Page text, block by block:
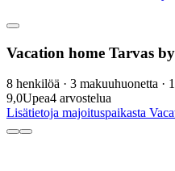
Vacation home Tarvas
8 henkilöä · 3 makuuhuonetta ·
9,0Upea4 arvostelua
Lisätietoja majoituspaikasta